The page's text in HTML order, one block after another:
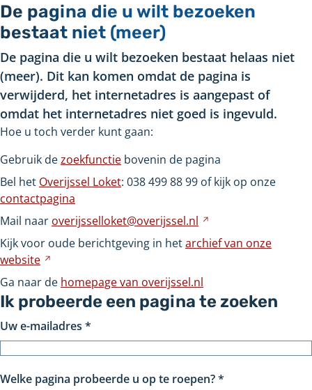
De pagina die u wilt bezoeken
bestaat niet (meer)
De pagina die u wilt bezoeken bestaat helaas niet
(meer). Dit kan komen omdat de pagina is
verwijderd, het internetadres is aangepast of
omdat het internetadres niet goed is ingevuld.
Hoe u toch verder kunt gaan:
Gebruik dezoekfunctie bovenin de pagina
Bel het Overijssel Loket: 0384998899 of kijk op onze
contactpagina
Mail naar overijsselloket@overijssel.nl
naar
Kijk voor oude berichtgeving in hetarchief van onze
website
naar
andere
website
Ga naar de homepage van overijssel.nl
Ik probeerde een pagina te zoeken
Uw e-mailadres *
Welke pagina probeerde u op te roepen?*